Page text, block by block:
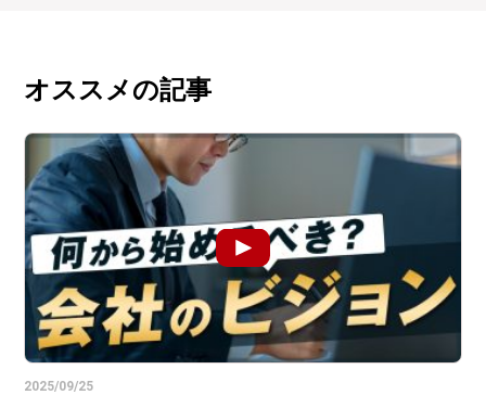
オススメの記事
2025/09/25